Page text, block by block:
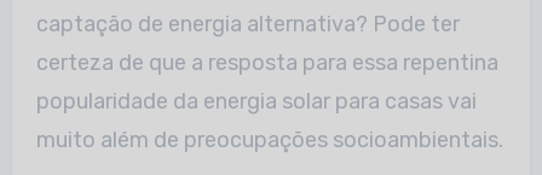
captação de energia alternativa? Pode ter
certeza de que a resposta para essa repentina
popularidade da energia solar para casas vai
muito além de preocupações socioambientais.